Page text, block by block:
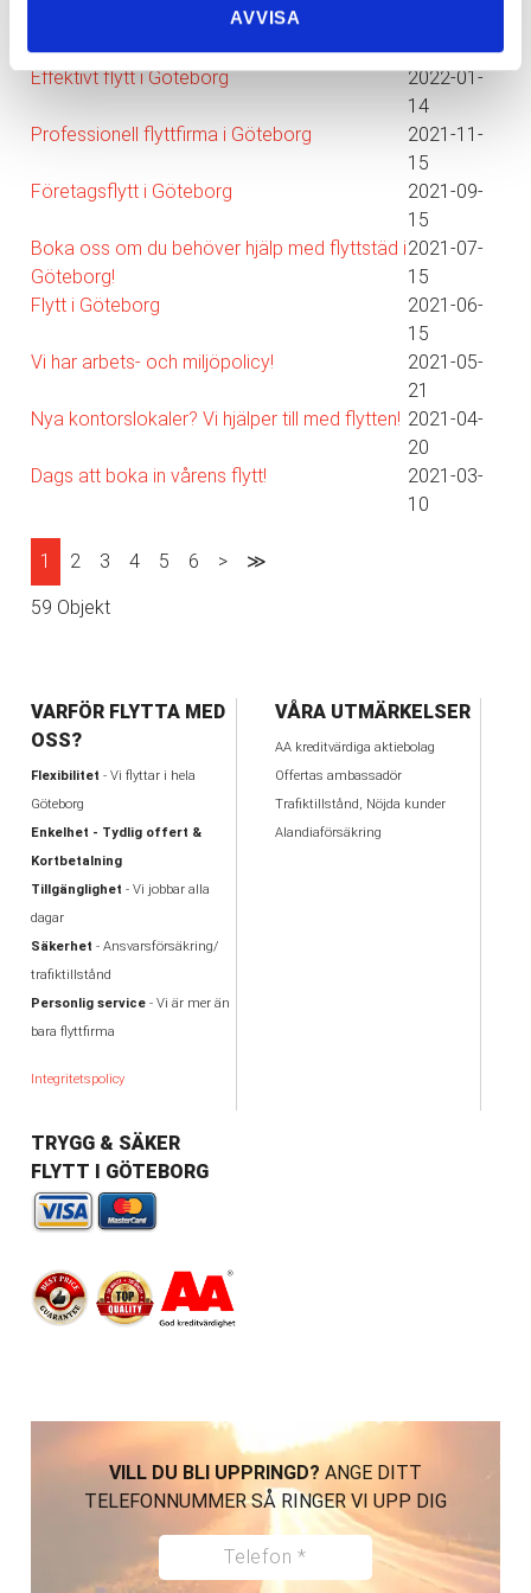
AVVISA
04
Effektivt flytt i Göteborg
2022-01-
14
Professionell flyttfirma i Göteborg
2021-11-
15
Företagsflytt i Göteborg
2021-09-
15
Boka oss om du behöver hjälp med flyttstäd i
Göteborg!
2021-07-
15
Flytt i Göteborg
2021-06-
15
Vi har arbets- och miljöpolicy!
2021-05-
21
Nya kontorslokaler? Vi hjälper till med flytten! 2021-04-
20
Dags att boka in vårens flytt!
2021-03-
10
1 2 3 4 5 6 > ≫
59 Objekt
VARFÖR FLYTTA MED
OSS?
Flexibilitet - Vi flyttar i hela
Göteborg
Enkelhet - Tydlig offert &
Kortbetalning
Tillgänglighet - Vi jobbar alla
dagar
Säkerhet - Ansvarsförsäkring/
trafiktillstånd
Personlig service- Vi är mer än
bara flyttfirma
Integritetspolicy
VÅRA UTMÄRKELSER
AA kreditvärdiga aktiebolag
Offertas ambassadör
Trafiktillstånd, Nöjda kunder
Alandiaförsäkring
TRYGG & SÄKER
FLYTT I GÖTEBORG
VILL DU BLI UPPRINGD? ANGE DITT
TELEFONNUMMER SÅ RINGER VI UPP DIG